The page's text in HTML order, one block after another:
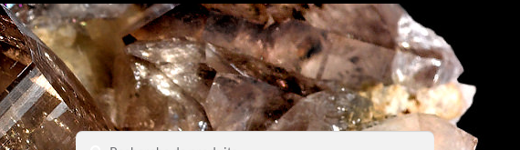
Recherche
Recherche